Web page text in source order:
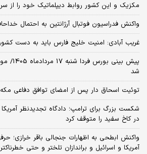
مکزیک و این کشور روابط دیپلماتیک خود را از سر
واکنش فدراسیون فوتبال آرژانتین به احتمال
غریب آبادی: امنیت خلیج فارس باید به دست
پیش بینی
شد
توئیت اسحاق دار پس از امضای توافق دفاعی مکه
شکست بزرگ برای ترامپ؛ دادگاه تجدیدنظر
در کاخ سفید را متوقف کرد
واکنش ابطحی به اظهارات جنجالی باقر خرازی؛
آمریکا و اسرائیل و براندازان تلختر و حتی